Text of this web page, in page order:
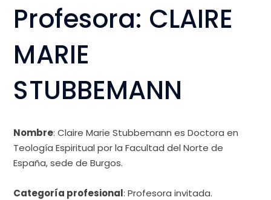
Profesora: CLAIRE
MARIE
STUBBEMANN
Nombre: Claire Marie Stubbemann es Doctora en
Teología Espiritual por la Facultad del Norte de
España, sede de Burgos.
Categoría profesional: Profesora invitada.